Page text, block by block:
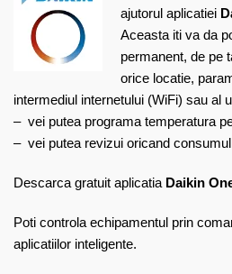
ajutorul aplicatiei
Aceasta iti va da
permanent, de pe
orice locatie,
intermediul internetului (WiFi) sau al
– vei putea programa temperatura
– vei putea revizui oricand
Descarca gratuit aplicatia Daikin
Poti controla echipamentul prin
aplicatiilor inteligente.